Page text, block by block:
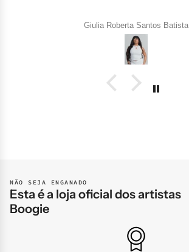
Giulia Roberta Santos Batista
Esta é a loja oficial dos artistas
Boogie
NÃO SEJA ENGANADO